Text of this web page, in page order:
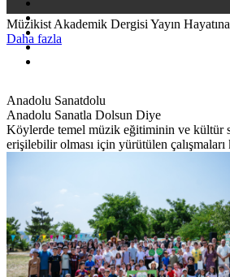
Müzikist Akademik Dergisi Yayın Hayatına
Daha fazla
Anadolu Sanatdolu
Anadolu Sanatla Dolsun Diye
Köylerde temel müzik eğitiminin ve kültür
erişilebilir olması için yürütülen